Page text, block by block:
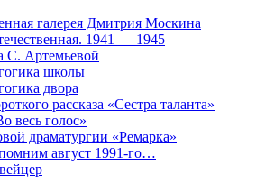
галерея Дмитрия Москина
1941 — 1945
С. Артемьевой
школы
двора
рассказа «Сестра таланта»
весь голос»
драматургии «Ремарка»
август 1991-го…